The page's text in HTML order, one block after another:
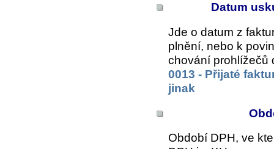
Datum
Jde o datum z
plnění, nebo k
chování prohlížečů
0013 - Přijaté
jinak
Období DPH, ve